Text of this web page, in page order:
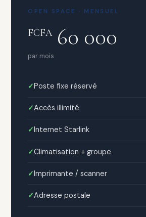
OPEN SPACE · MENSUEL
FCFA60 000
par mois
Poste fixe réservé
Accès illimité
Internet Starlink
Climatisation + groupe
Imprimante / scanner
Adresse postale